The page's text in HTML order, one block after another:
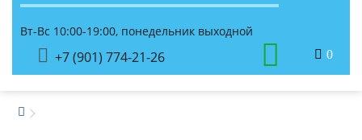
Вт-Вс 10:00-19:00, понедельник выходной
+7 (901) 774-21-26 0